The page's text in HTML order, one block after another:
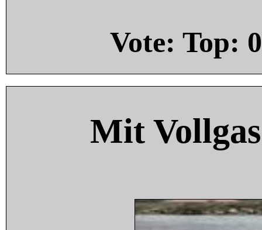
Vote: Top: 0
Mit